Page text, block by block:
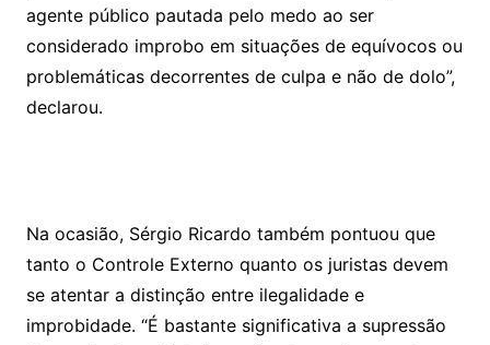
agente público pautada pelo medo ao ser
considerado improbo em situações de equívocos ou
problemáticas decorrentes de culpa e não de dolo”,
declarou.
Na ocasião, Sérgio Ricardo também pontuou que
tanto o Controle Externo quanto os juristas devem
se atentar a distinção entre ilegalidade e
improbidade. “É bastante significativa a supressão